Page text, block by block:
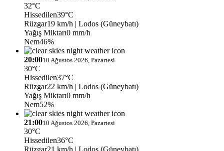
32°C
Hissedilen39°C
Rüzgar19 km/h | Lodos (Güneybatı)
Yağış Miktarı0 mm/h
Nem46%
20:0010 Ağustos 2026, Pazartesi
30°C
Hissedilen37°C
Rüzgar22 km/h | Lodos (Güneybatı)
Yağış Miktarı0 mm/h
Nem52%
21:0010 Ağustos 2026, Pazartesi
30°C
Hissedilen36°C
Rüzgar21 km/h | Lodos (Güneybatı)